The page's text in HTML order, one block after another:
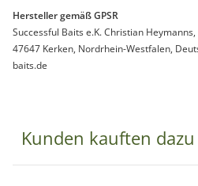
Hersteller gemäß GPSR
Successful Baits e.K. Christian
47647 Kerken, Nordrhein-Westfalen,
baits.de
Kunden kauften